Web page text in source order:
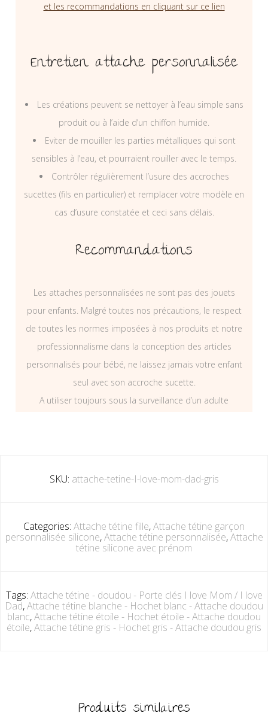
et les recommandations en cliquant sur ce lien
Entretien attache personnalisée
Les créations peuvent se nettoyer à l’eau simple sans
produit ou à l’aide d’un chiffon humide.
Eviter de mouiller les parties métalliques qui sont
sensibles à l’eau, et pourraient rouiller avec le temps.
Contrôler régulièrement l’usure des accroches
sucettes (fils en particulier) et remplacer votre modèle en
cas d’usure constatée et ceci sans délais.
Recommandations
Les attaches personnalisées ne sont pas des jouets
pour enfants. Malgré toutes nos précautions, le respect
de toutes les normes imposées à nos produits et notre
professionnalisme dans la conception des articles
personnalisés pour bébé, ne laissez jamais votre enfant
seul avec son accroche sucette.
A utiliser toujours sous la surveillance d’un adulte
SKU: attache-tetine-I-love-mom-dad-gris
Categories: Attache tétine fille,Attache tétine garçon
personnalisée silicone,Attache tétine personnalisée,Attache
tétine silicone avec prénom
Tags: Attache tétine - doudou - Porte clés I love Mom / I love
Dad,Attache tétine blanche - Hochet blanc - Attache doudou
blanc,Attache tétine étoile - Hochet étoile - Attache doudou
étoile,Attache tétine gris - Hochet gris - Attache doudou gris
Produits similaires